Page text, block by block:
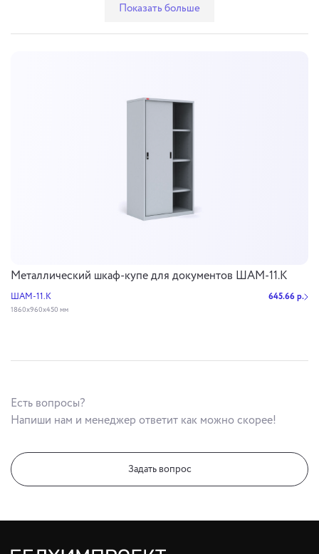
Показать больше
Металлический шкаф-купе для документов ШАМ-11.К
ШАМ-11.К 645.66 р.
1860x960x450 мм
Есть вопросы?
Напиши нам и менеджер ответит как можно скорее!
Задать вопрос